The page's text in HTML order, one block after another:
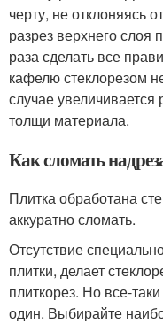
черту, не отклоняясь
разрез верхнего слоя
раза сделать все
кафелю стеклорезом
случае
толщи материала.
Как сломать
Плитка обработана
аккуратно сломать.
Отсутствие
плитки, делает
плиткорез. Но все-
один. Выбирайте